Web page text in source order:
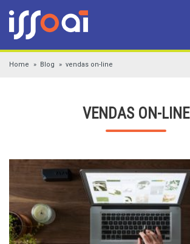
Home Blog vendas on-line
VENDAS ON-LINE